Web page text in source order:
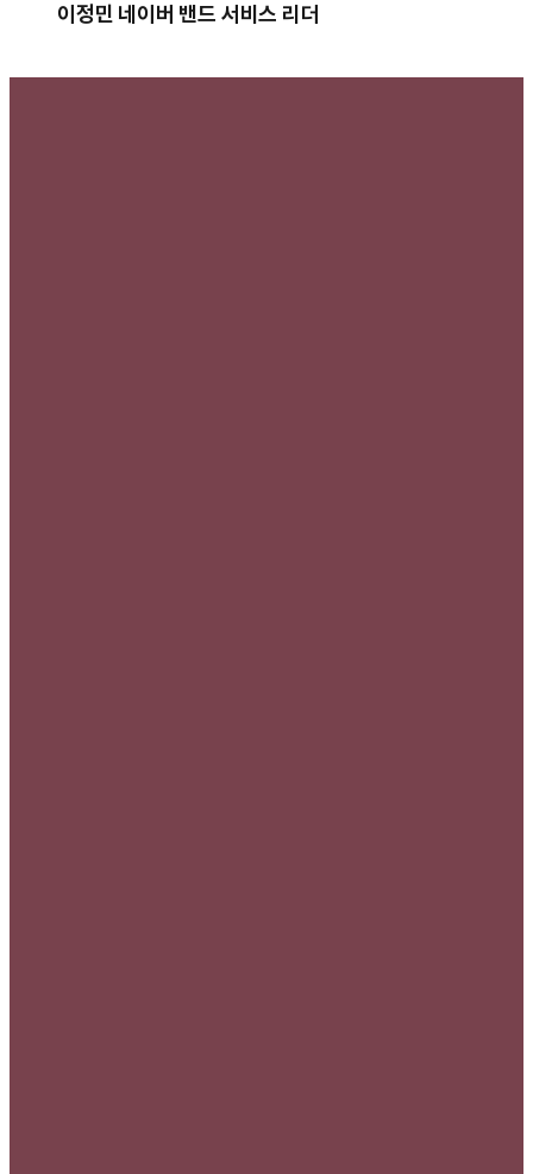
이정민 네이버 밴드 서비스 리더